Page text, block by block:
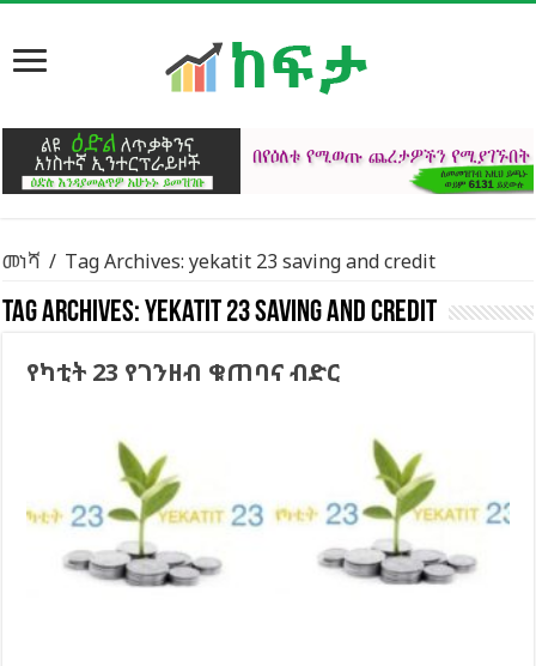
መነሻ / Tag Archives: yekatit 23 saving and credit
Tag Archives:yekatit 23 saving and credit
የካቲት 23 የገንዘብ ቁጠባና ብድር